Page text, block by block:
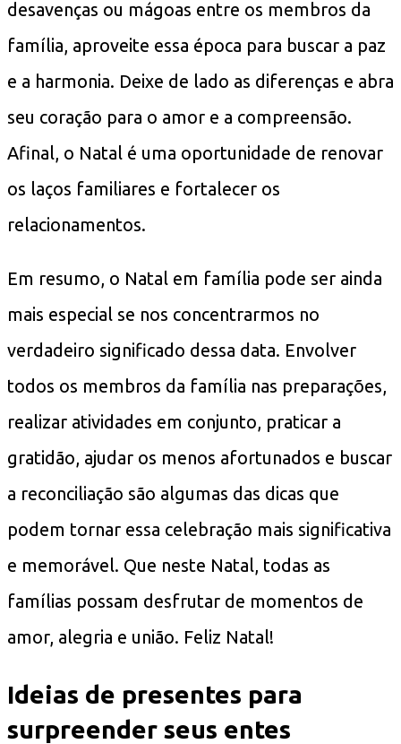
desavenças ou mágoas entre os membros da
família, aproveite essa época para buscar a paz
e a harmonia. Deixe de lado as diferenças e abra
seu coração para o amor e a compreensão.
Afinal, o Natal é uma oportunidade de renovar
os laços familiares e fortalecer os
relacionamentos.
Em resumo, o Natal em família pode ser ainda
mais especial se nos concentrarmos no
verdadeiro significado dessa data. Envolver
todos os membros da família nas preparações,
realizar atividades em conjunto, praticar a
gratidão, ajudar os menos afortunados e buscar
a reconciliação são algumas das dicas que
podem tornar essa celebração mais significativa
e memorável. Que neste Natal, todas as
famílias possam desfrutar de momentos de
amor, alegria e união. Feliz Natal!
Ideias de presentes para
surpreender seus entes